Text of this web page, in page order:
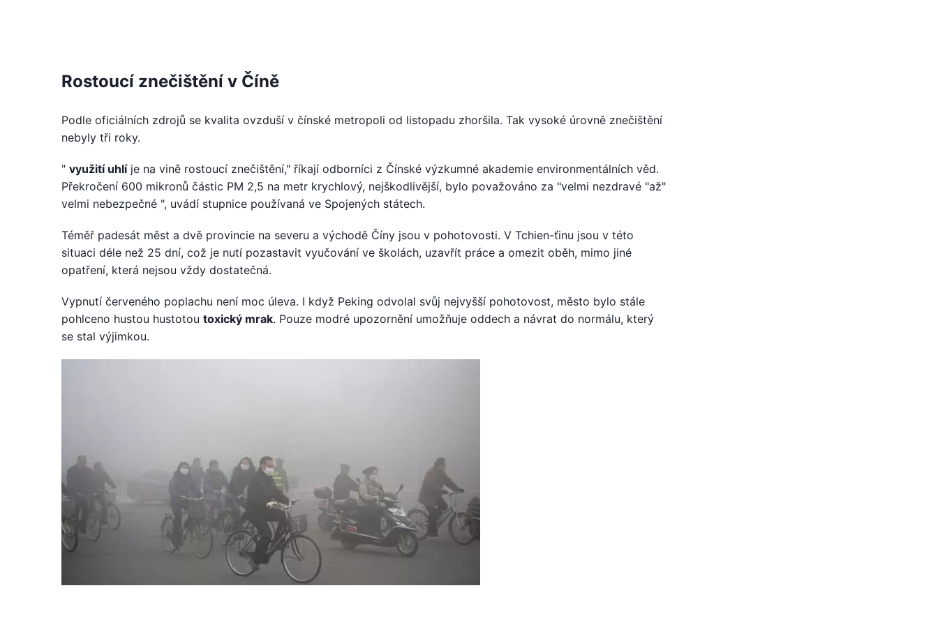
Rostoucí znečištění v Číně
Podle oficiálních zdrojů se kvalita ovzduší v čínské metropoli od listopadu zhoršila. Tak vysoké úrovně znečištění
nebyly tři roky.
" využití uhlíje na vině rostoucí znečištění," říkají odborníci z Čínské výzkumné akademie environmentálních věd.
Překročení 600 mikronů částic PM 2,5 na metr krychlový, nejškodlivější, bylo považováno za "velmi nezdravé "až"
velmi nebezpečné ", uvádí stupnice používaná ve Spojených státech.
Téměř padesát měst a dvě provincie na severu a východě Číny jsou v pohotovosti. V Tchien-ťinu jsou v této
situaci déle než 25 dní, což je nutí pozastavit vyučování ve školách, uzavřít práce a omezit oběh, mimo jiné
opatření, která nejsou vždy dostatečná.
Vypnutí červeného poplachu není moc úleva. I když Peking odvolal svůj nejvyšší pohotovost, město bylo stále
pohlceno hustou hustotou toxický mrak. Pouze modré upozornění umožňuje oddech a návrat do normálu, který
se stal výjimkou.